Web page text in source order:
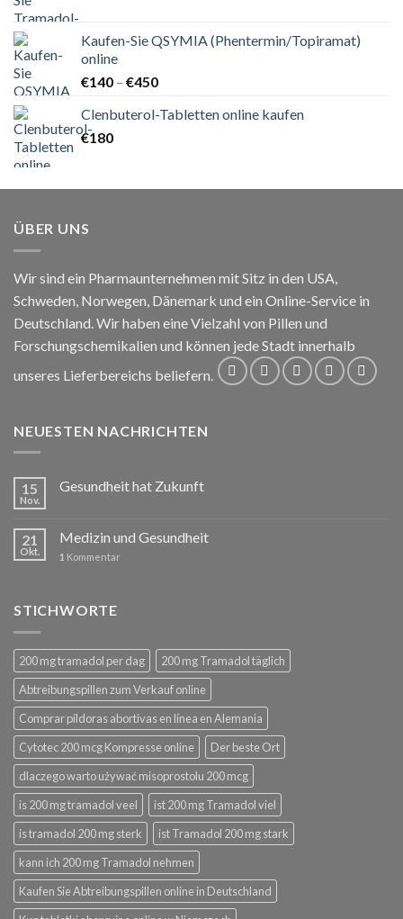
€210
Kaufen-Sie QSYMIA (Phentermin/Topiramat)
online
€140 – €450Preisspanne:
bis
Clenbuterol-Tabletten online kaufen
€180
ÜBER UNS
Wir sind ein Pharmaunternehmen mit Sitz in den USA,
Schweden, Norwegen, Dänemark und ein Online-Service in
Deutschland. Wir haben eine Vielzahl von Pillen und
Forschungschemikalien und können jede Stadt innerhalb
unseres Lieferbereichs beliefern.
NEUESTEN NACHRICHTEN
15
Nov.
Gesundheit hat Zukunft
21
Okt.
Medizin und Gesundheit
1 Kommentar
STICHWORTE
200 mg tramadol per dag
200 mg Tramadol täglich
Abtreibungspillen zum Verkauf online
Comprar píldoras abortivas en línea en Alemania
Cytotec 200 mcg Kompresse online
Der beste Ort
dlaczego warto używać misoprostolu 200 mcg
is 200 mg tramadol veel
ist 200 mg Tramadol viel
is tramadol 200 mg sterk
ist Tramadol 200 mg stark
kann ich 200 mg Tramadol nehmen
Kaufen Sie Abtreibungspillen online in Deutschland